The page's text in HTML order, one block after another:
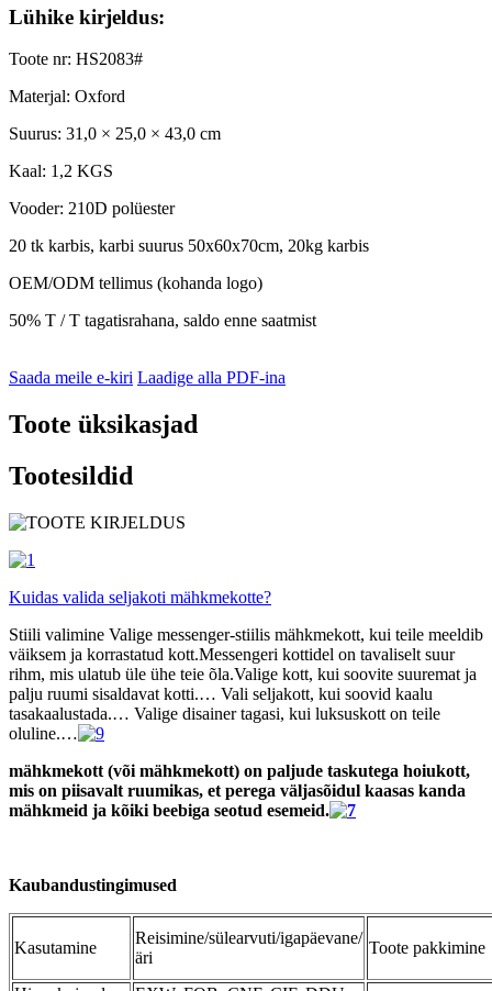
Lühike kirjeldus:
Toote nr: HS2083#
Materjal: Oxford
Suurus: 31,0 × 25,0 × 43,0 cm
Kaal: 1,2 KGS
Vooder: 210D polüester
20 tk karbis, karbi suurus 50x60x70cm, 20kg karbis
OEM/ODM tellimus (kohanda logo)
50% T / T tagatisrahana, saldo enne saatmist
Saada meile e-kiri Laadige alla PDF-ina
Toote üksikasjad
Tootesildid
Kuidas valida seljakoti mähkmekotte?
Stiili valimine Valige messenger-stiilis mähkmekott, kui teile meeldib
väiksem ja korrastatud kott.Messengeri kottidel on tavaliselt suur
rihm, mis ulatub üle ühe teie õla.Valige kott, kui soovite suuremat ja
palju ruumi sisaldavat kotti.… Vali seljakott, kui soovid kaalu
tasakaalustada.… Valige disainer tagasi, kui luksuskott on teile
oluline.…
mähkmekott (või mähkmekott) on paljude taskutega hoiukott,
mis on piisavalt ruumikas, et perega väljasõidul kaasas kanda
mähkmeid ja kõiki beebiga seotud esemeid.
Kaubandustingimused
Kasutamine
Reisimine/sülearvuti/igapäevane/
äri
Toote pakkimine